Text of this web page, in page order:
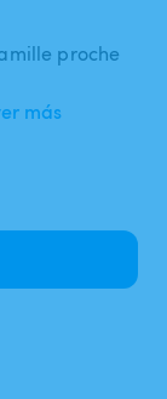
proche
más